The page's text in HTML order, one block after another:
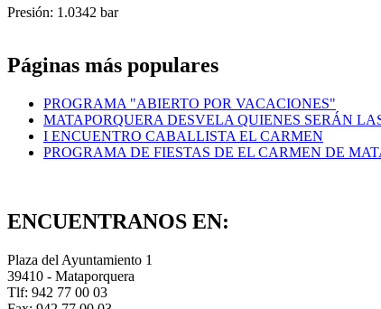
Presión: 1.0342 bar
Páginas más populares
PROGRAMA "ABIERTO POR VACACIONES"
MATAPORQUERA DESVELA QUIENES SERÁN
I ENCUENTRO CABALLISTA EL CARMEN
PROGRAMA DE FIESTAS DE EL CARMEN DE
ENCUENTRANOS EN:
Plaza del Ayuntamiento 1
39410 - Mataporquera
Tlf: 942 77 00 03